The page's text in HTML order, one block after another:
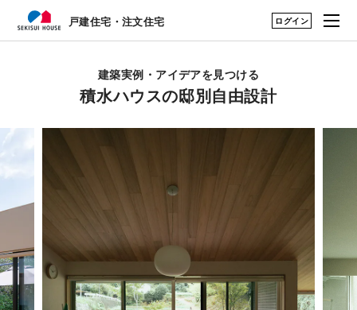
戸建住宅・注文住宅 ログイン
戸建住宅・注文住宅
展示場・土地をさが
構法・性能を知る
永く住むためのサポ
ート
My STAGE
建築実例・アイデアを見つける
積水ハウスの邸別自由設計